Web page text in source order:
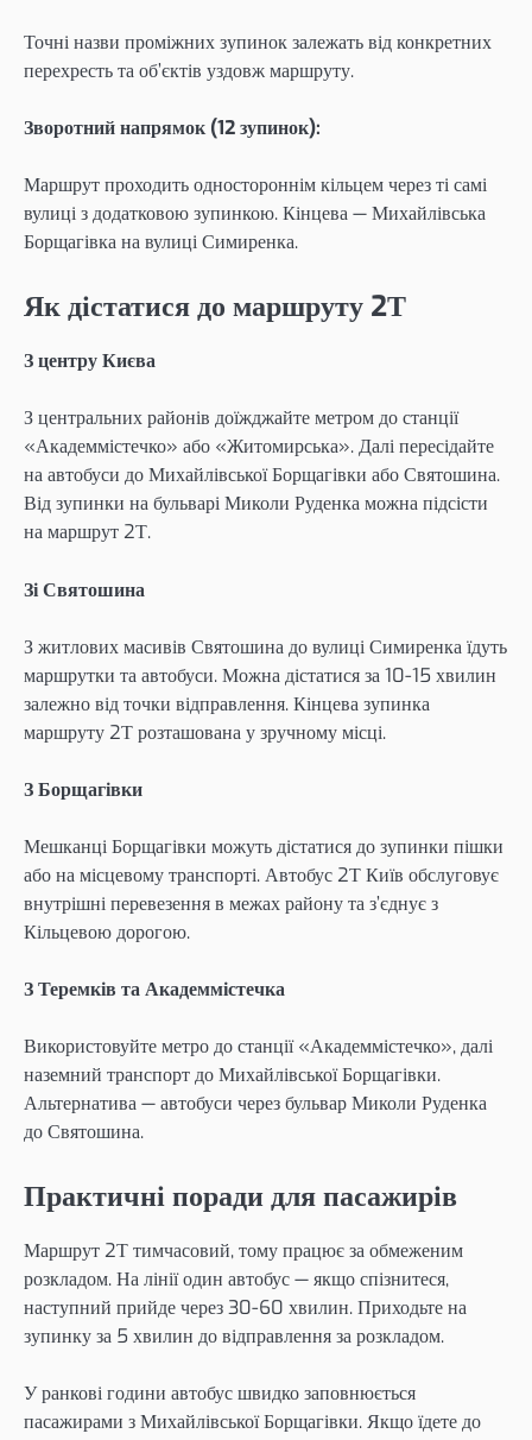
Точні назви проміжних зупинок залежать від конкретних
перехресть та об’єктів уздовж маршруту.
Зворотний напрямок (12 зупинок):
Маршрут проходить одностороннім кільцем через ті самі
вулиці з додатковою зупинкою. Кінцева — Михайлівська
Борщагівка на вулиці Симиренка.
Як дістатися до маршруту 2Т
З центру Києва
З центральних районів доїжджайте метром до станції
«Академмістечко» або «Житомирська». Далі пересідайте
на автобуси до Михайлівської Борщагівки або Святошина.
Від зупинки на бульварі Миколи Руденка можна підсісти
на маршрут 2Т.
Зі Святошина
З житлових масивів Святошина до вулиці Симиренка їдуть
маршрутки та автобуси. Можна дістатися за 10-15 хвилин
залежно від точки відправлення. Кінцева зупинка
маршруту 2Т розташована у зручному місці.
З Борщагівки
Мешканці Борщагівки можуть дістатися до зупинки пішки
або на місцевому транспорті. Автобус 2Т Київ обслуговує
внутрішні перевезення в межах району та з’єднує з
Кільцевою дорогою.
З Теремків та Академмістечка
Використовуйте метро до станції «Академмістечко», далі
наземний транспорт до Михайлівської Борщагівки.
Альтернатива — автобуси через бульвар Миколи Руденка
до Святошина.
Практичні поради для пасажирів
Маршрут 2Т тимчасовий, тому працює за обмеженим
розкладом. На лінії один автобус — якщо спізнитеся,
наступний прийде через 30-60 хвилин. Приходьте на
зупинку за 5 хвилин до відправлення за розкладом.
У ранкові години автобус швидко заповнюється
пасажирами з Михайлівської Борщагівки. Якщо їдете до